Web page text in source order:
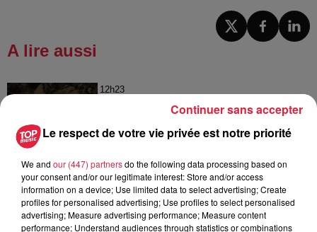
A lire aussi
12h23
Les dernières infos sur la venue du
pape à Metz en septembre
5 août 2026
Europa-Park : des précisons sur
l’après Euro-Mir
Le respect de votre vie privée est notre priorité
We and our (447) partnersdo the following data processing based on
your consent and/or our legitimate interest: Store and/or access
information on a device; Use limited data to select advertising; Create
profiles for personalised advertising; Use profiles to select personalised
advertising; Measure advertising performance; Measure content
performance; Understand audiences through statistics or combinations
Continuer sans accepter